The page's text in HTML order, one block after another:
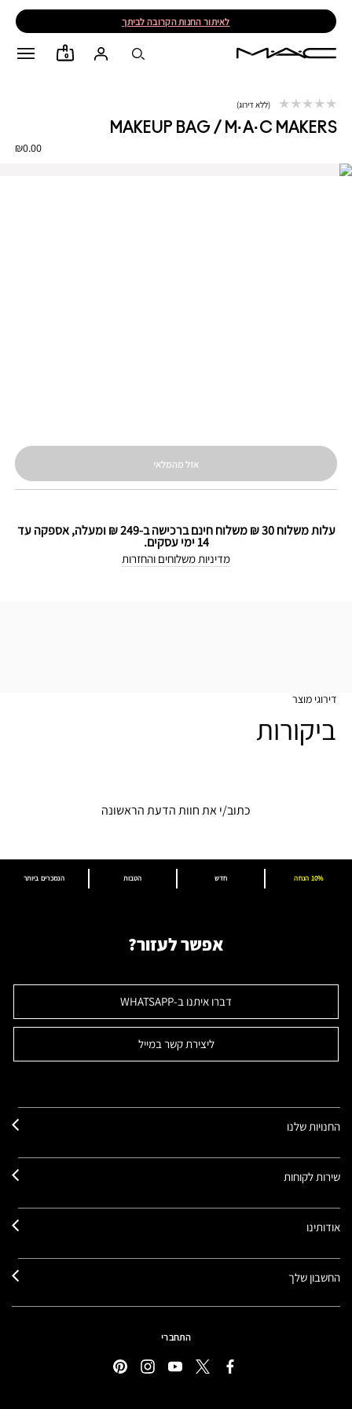
לאיתור החנות הקרובה לביתך
0
MAKEUP BAG / M·A·C MAKERS
₪0.00
ללא דירוג
אזל מהמלאי
עלות משלוח 30 ₪ משלוח חינם ברכישה ב-249 ₪ ומעלה, אספקה עד
14 ימי עסקים.
מדיניות משלוחים והחזרות
דירוגי מוצר
ביקורות
כתוב/י את חוות הדעת הראשונה
הנמכרים ביותר הטבות חדש 10% הנחה
אפשר לעזור?
דברו איתנו ב-WHATSAPP
ליצירת קשר במייל
החנויות שלנו
שירות לקוחות
אודותינו
החשבון שלך
התחברי